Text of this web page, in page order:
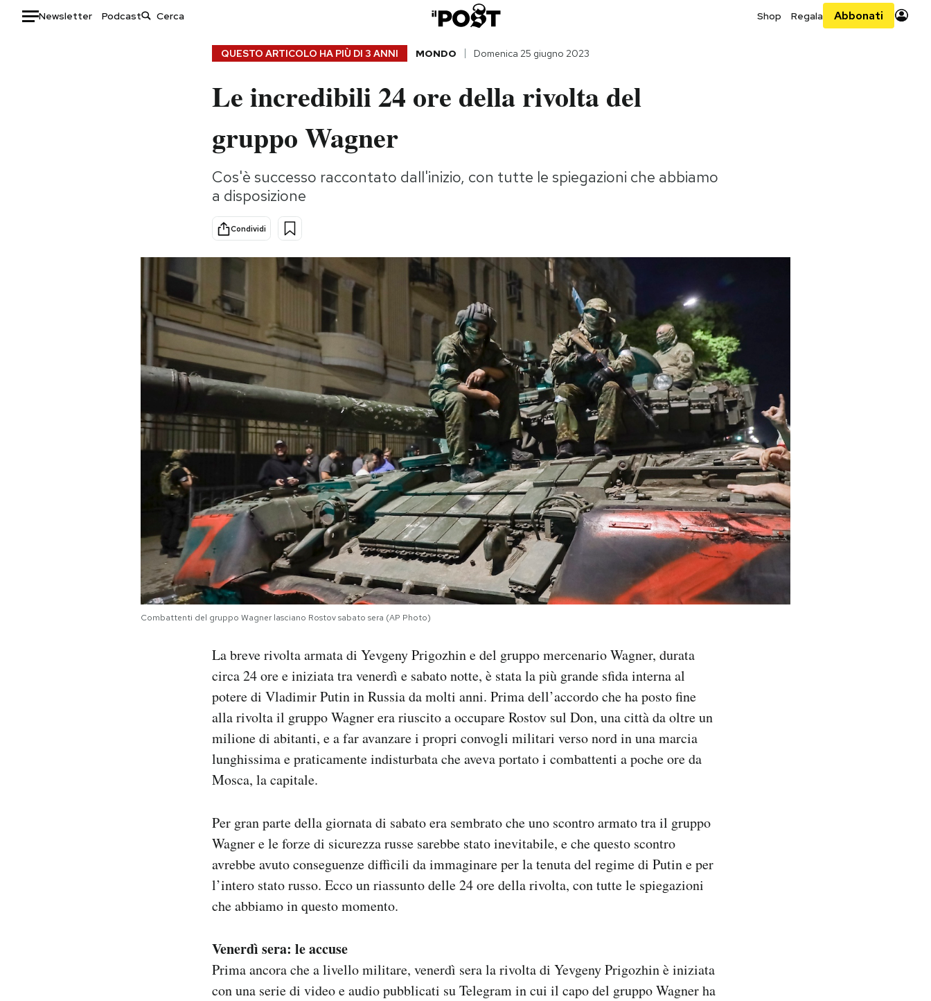
Newsletter Podcast Shop Regala Abbonati
Consumismi
Storie/Idee
Ok Boomer!
Altrecose
Mondiali calcio 2026
QUESTO ARTICOLO HA PIÙ DI 3 ANNI MONDO Domenica 25 giugno 2023
Le incredibili 24 ore della rivolta del
gruppo Wagner
Cos'è successo raccontato dall'inizio, con tutte le spiegazioni che abbiamo
a disposizione
Condividi
Combattenti del gruppo Wagner lasciano Rostov sabato sera (AP Photo)
La breve rivolta armata di Yevgeny Prigozhin e del gruppo mercenario Wagner, durata
circa 24 ore e iniziata tra venerdì e sabato notte, è stata la più grande sfida interna al
potere di Vladimir Putin in Russia da molti anni. Prima dell’accordo che ha posto fine
alla rivolta il gruppo Wagner era riuscito a occupare Rostov sul Don, una città da oltre un
milione di abitanti, e a far avanzare i propri convogli militari verso nord in una marcia
lunghissima e praticamente indisturbata che aveva portato i combattenti a poche ore da
Mosca, la capitale.
Per gran parte della giornata di sabato era sembrato che uno scontro armato tra il gruppo
Wagner e le forze di sicurezza russe sarebbe stato inevitabile, e che questo scontro
avrebbe avuto conseguenze difficili da immaginare per la tenuta del regime di Putin e per
l’intero stato russo. Ecco un riassunto delle 24 ore della rivolta, con tutte le spiegazioni
che abbiamo in questo momento.
Venerdì sera: le accuse
Prima ancora che a livello militare, venerdì sera la rivolta di Yevgeny Prigozhin è iniziata
con una serie di video e audio pubblicati su Telegram in cui il capo del gruppo Wagner ha